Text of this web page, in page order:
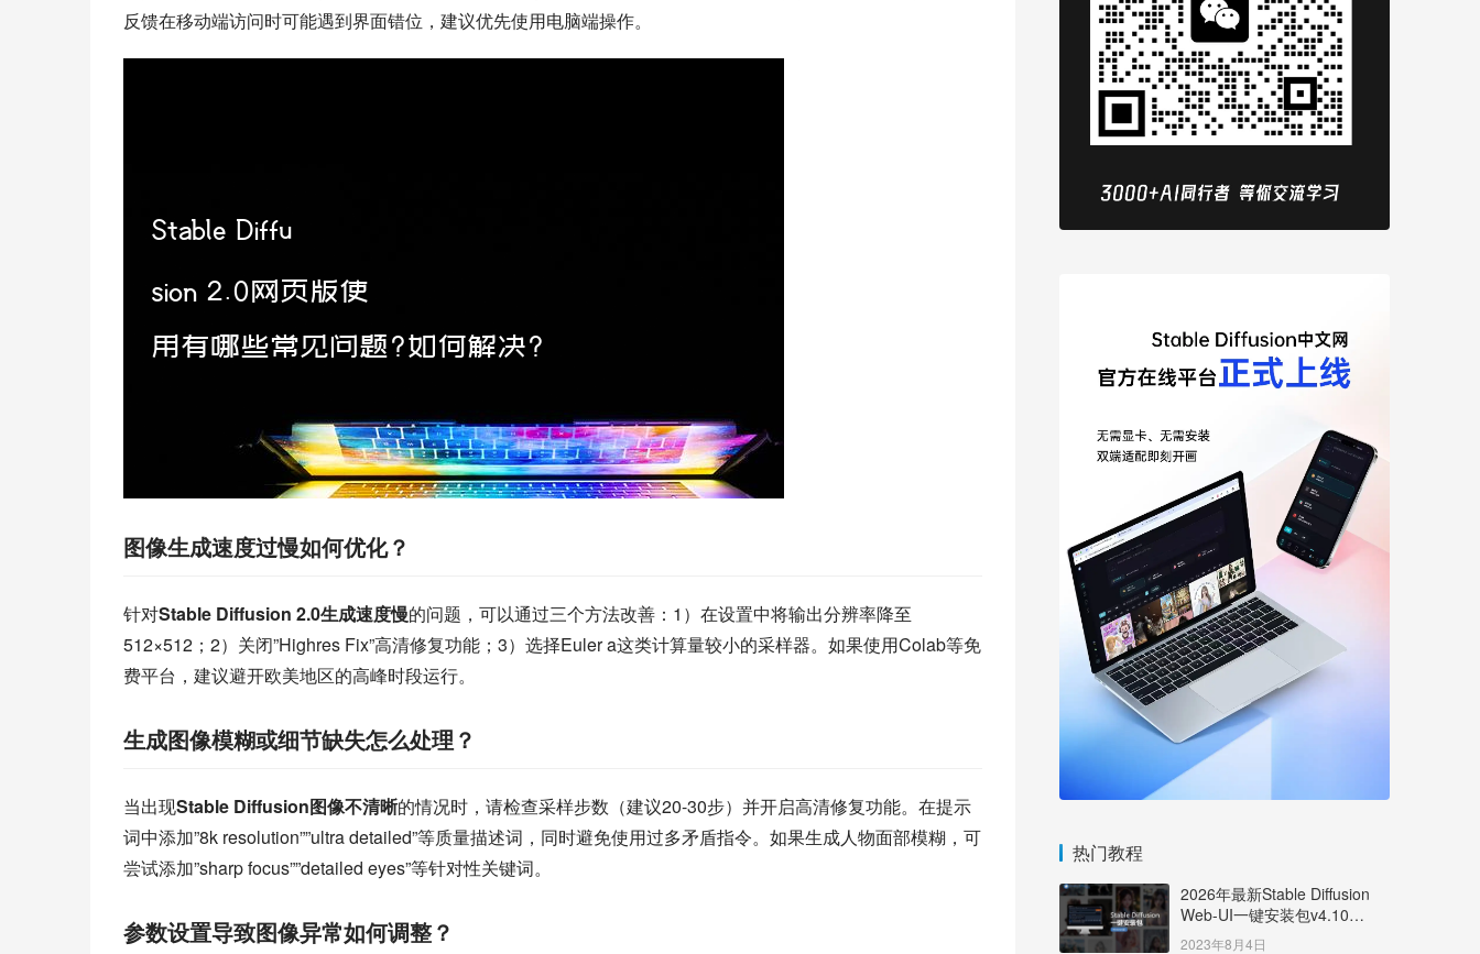
反馈在移动端访问时可能遇到界面错位，建议优先使用电脑端操作。
图像生成速度过慢如何优化？
针对Stable Diffusion 2.0生成速度慢的问题，可以通过三个方法改善：1）在设置中将输出分辨率降至
512×512；2）关闭”Highres Fix”高清修复功能；3）选择Euler a这类计算量较小的采样器。如果使用Colab等免
费平台，建议避开欧美地区的高峰时段运行。
生成图像模糊或细节缺失怎么处理？
当出现Stable Diffusion图像不清晰的情况时，请检查采样步数（建议20-30步）并开启高清修复功能。在提示
词中添加”8k resolution””ultra detailed”等质量描述词，同时避免使用过多矛盾指令。如果生成人物面部模糊，可
尝试添加”sharp focus””detailed eyes”等针对性关键词。
参数设置导致图像异常如何调整？
热门教程
2026年最新Stable Diffusion
Web-UI一键安装包v4.10
Windows版【支持50系显卡】
2023年8月4日